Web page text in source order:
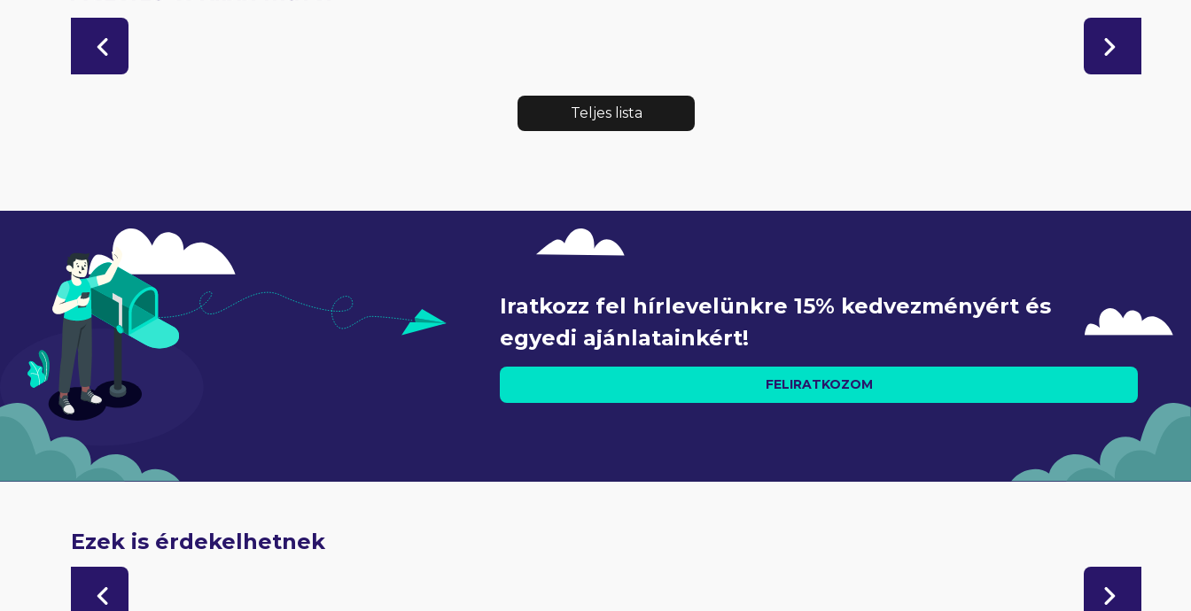
Teljes lista
Iratkozz fel hírlevelünkre 15% kedvezményért és
egyedi ajánlatainkért!
FELIRATKOZOM
Ezek is érdekelhetnek